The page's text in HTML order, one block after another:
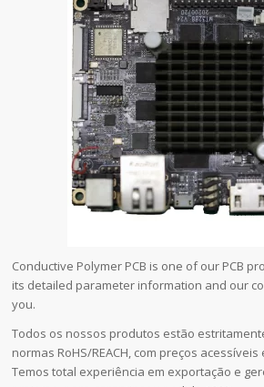
Conductive Polymer PCB is one of our PCB
its detailed parameter information and our
you.
Todos os nossos produtos estão
normas RoHS/REACH, com preços
Temos total experiência em exportação e